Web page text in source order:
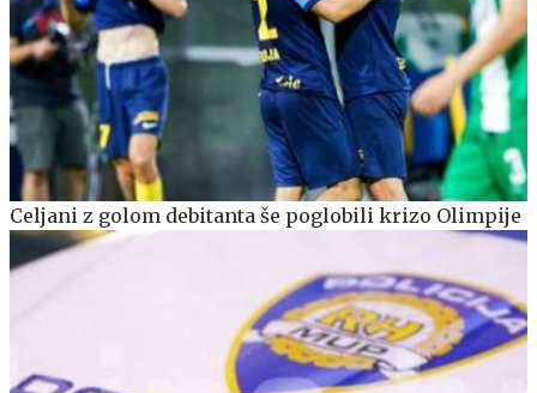
Celjani z golom debitanta še poglobili krizo Olimpije